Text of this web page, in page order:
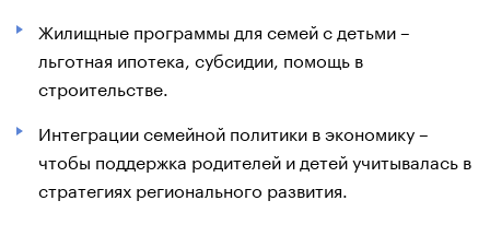
Жилищные программы для семей с детьми –
льготная ипотека, субсидии, помощь в
строительстве.
Интеграции семейной политики в экономику –
чтобы поддержка родителей и детей учитывалась в
стратегиях регионального развития.